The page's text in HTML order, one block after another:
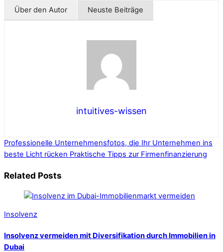
Über den Autor Neuste Beiträge
intuitives-wissen
Professionelle Unternehmensfotos, die Ihr Unternehmen ins
beste Licht rücken Praktische Tipps zur Firmenfinanzierung
Related Posts
Insolvenz
Insolvenz vermeiden mit Diversifikation durch Immobilien in
Dubai